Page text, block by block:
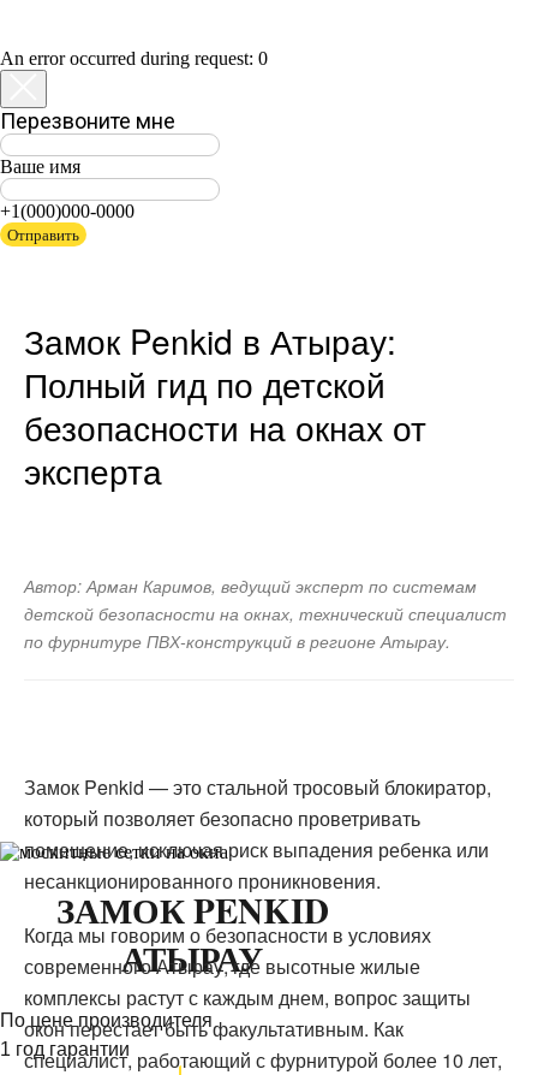
ЗАМОК PENKID
АТЫРАУ
По цене производителя
1 год гарантии
An error occurred during request: 0
Перезвоните мне
Ваше имя
+1(000)000-0000
Отправить
Замок Penkid в Атырау:
Полный гид по детской
безопасности на окнах от
эксперта
Автор: Арман Каримов, ведущий эксперт по системам
детской безопасности на окнах, технический специалист
по фурнитуре ПВХ-конструкций в регионе Атырау.
Замок Penkid — это стальной тросовый блокиратор,
который позволяет безопасно проветривать
помещение, исключая риск выпадения ребенка или
несанкционированного проникновения.
Когда мы говорим о безопасности в условиях
современного Атырау, где высотные жилые
комплексы растут с каждым днем, вопрос защиты
окон перестает быть факультативным. Как
специалист, работающий с фурнитурой более 10 лет,